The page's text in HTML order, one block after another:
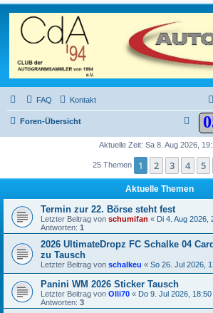
FAQ Kontakt
Foren-Übersicht
u
h
e
Aktuelle Zeit: Sa 8. Aug 2026,
25 Themen 1 2 3 4 5
Aktuelle Themen
Termin zur 22. Börse steht fest
Letzter Beitrag von schumifan « Di 4. Aug 2026,
Antworten: 1
2026 UltimateDropz FC Schalke 04
zu Tausch
Letzter Beitrag von schalkeu « So 26. Jul 2026,
Panini WM 2026 Sticker Tausch
Letzter Beitrag von Olli70 « Do 9. Jul 2026, 18:50
Antworten: 3